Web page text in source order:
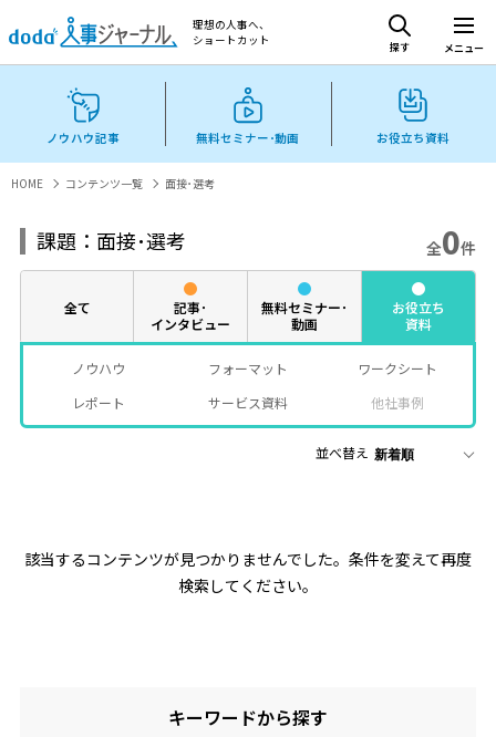
理想の人事へ、
ショートカット
探す メニュー
ノウハウ記事 無料セミナー･動画 お役立ち資料
HOME コンテンツ一覧 面接･選考
課題：面接･選考 全0件
全て
記事･
インタビュー
無料セミナー･
動画
お役立ち
資料
ノウハウ フォーマット
ワークシート
レポート
サービス資料 他社事例
並べ替え
該当するコンテンツが見つかりませんでした。条件を変えて再度
検索してください。
キーワードから探す